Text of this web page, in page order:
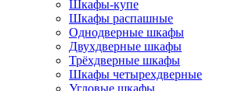
Шкафы-купе
Шкафы распашные
Однодверные шкафы
Двухдверные шкафы
Трёхдверные шкафы
Шкафы четырехдверные